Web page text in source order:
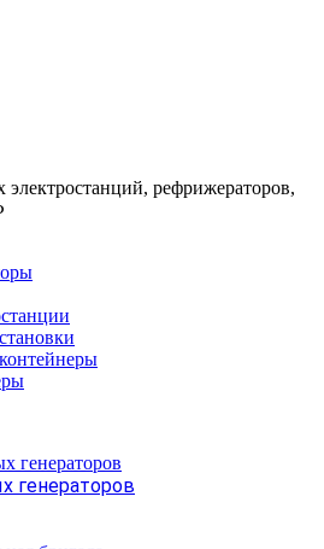
электростанций, рефрижераторов,
генераторов